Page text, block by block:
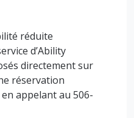
réduite
d’Ability
directement sur
réservation
appelant au 506-